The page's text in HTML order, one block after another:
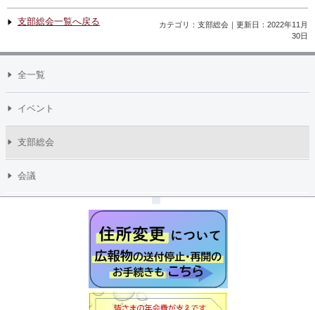
支部総会一覧へ戻る
カテゴリ：支部総会｜更新日：2022年11月
30日
全一覧
イベント
支部総会
会議